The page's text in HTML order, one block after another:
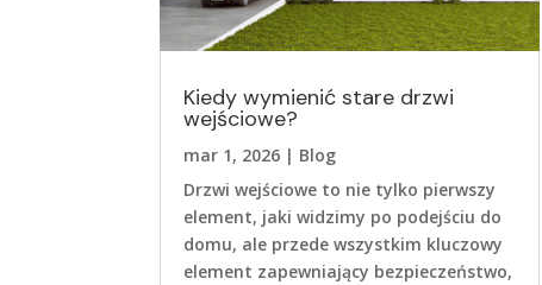
Kiedy wymienić stare drzwi
wejściowe?
mar 1, 2026 | Blog
Drzwi wejściowe to nie tylko pierwszy
element, jaki widzimy po podejściu do
domu, ale przede wszystkim kluczowy
element zapewniający bezpieczeństwo,